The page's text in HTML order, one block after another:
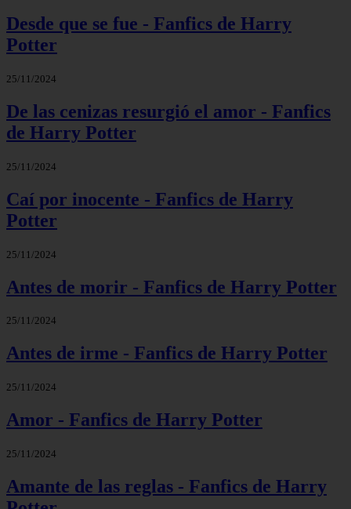
Desde que se fue - Fanfics de Harry
Potter
25/11/2024
De las cenizas resurgió el amor - Fanfics
de Harry Potter
25/11/2024
Caí por inocente - Fanfics de Harry
Potter
25/11/2024
Antes de morir - Fanfics de Harry Potter
25/11/2024
Antes de irme - Fanfics de Harry Potter
25/11/2024
Amor - Fanfics de Harry Potter
25/11/2024
Amante de las reglas - Fanfics de Harry